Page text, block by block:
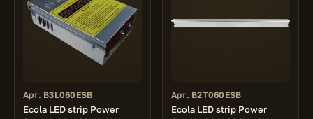
Арт. B3L060ESB
Ecola LED strip Power
Арт. B2T060ESB
Ecola LED strip Power